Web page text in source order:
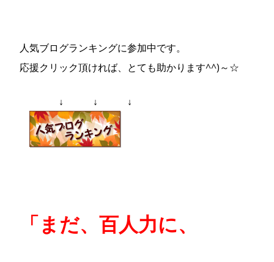
人気ブログランキングに参加中です。
応援クリック頂ければ、とても助かります^^)～☆
↓ ↓ ↓
「まだ、百人力に、